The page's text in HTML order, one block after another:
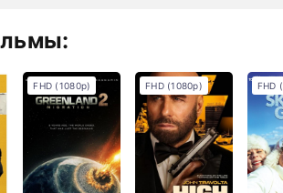
FHD (1080p) FHD (1080p) FHD